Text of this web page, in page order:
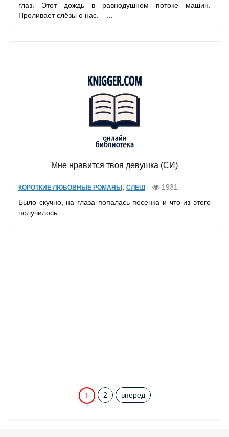
глаз. Этот дождь в равнодушном потоке машин.
Проливает слёзы о нас. ...
Мне нравится твоя девушка (СИ)
КОРОТКИЕ ЛЮБОВНЫЕ РОМАНЫ СЛЕШ
1931
Было скучно, на глаза попалась песенка и что из этого
получилось....
1 2 вперед